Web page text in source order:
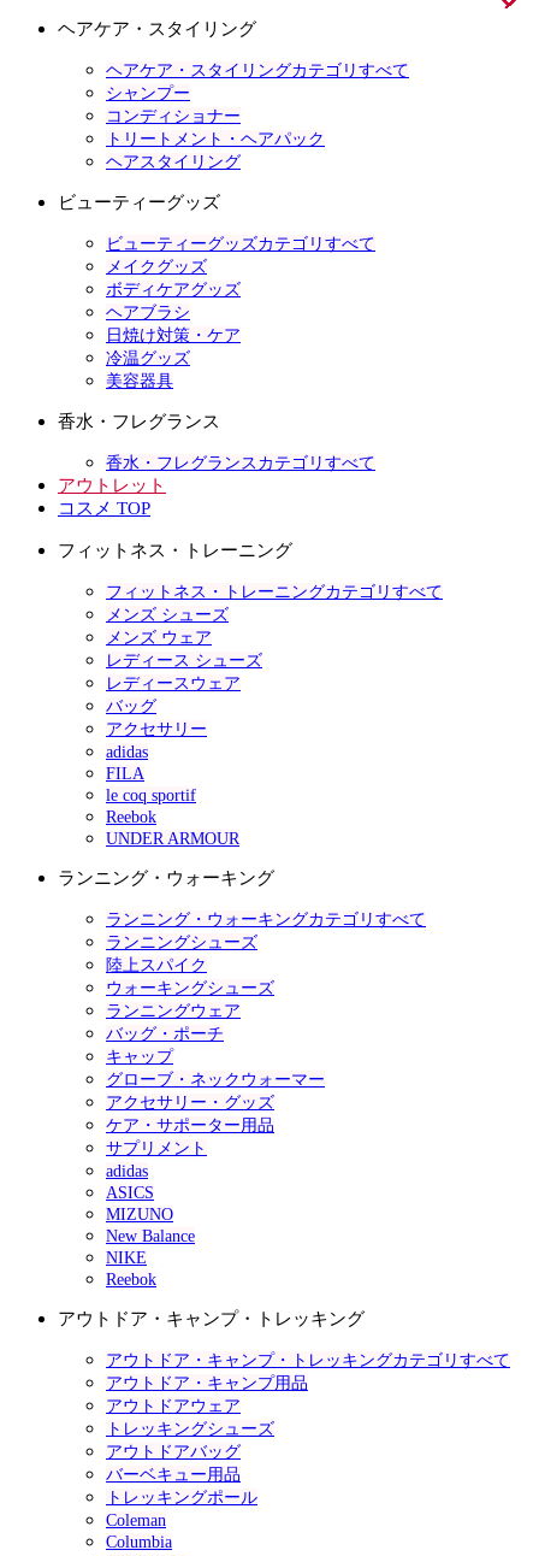
ヘアケア・スタイリング
ヘアケア・スタイリングカテゴリすべて
シャンプー
コンディショナー
トリートメント・ヘアパック
ヘアスタイリング
ビューティーグッズ
ビューティーグッズカテゴリすべて
メイクグッズ
ボディケアグッズ
ヘアブラシ
日焼け対策・ケア
冷温グッズ
美容器具
香水・フレグランス
香水・フレグランスカテゴリすべて
アウトレット
コスメ TOP
フィットネス・トレーニング
フィットネス・トレーニングカテゴリすべて
メンズ シューズ
メンズ ウェア
レディース シューズ
レディースウェア
バッグ
アクセサリー
adidas
FILA
le coq sportif
Reebok
UNDER ARMOUR
ランニング・ウォーキング
ランニング・ウォーキングカテゴリすべて
ランニングシューズ
陸上スパイク
ウォーキングシューズ
ランニングウェア
バッグ・ポーチ
キャップ
グローブ・ネックウォーマー
アクセサリー・グッズ
ケア・サポーター用品
サプリメント
adidas
ASICS
MIZUNO
New Balance
NIKE
Reebok
アウトドア・キャンプ・トレッキング
アウトドア・キャンプ・トレッキングカテゴリすべて
アウトドア・キャンプ用品
アウトドアウェア
トレッキングシューズ
アウトドアバッグ
バーベキュー用品
トレッキングポール
Coleman
Columbia